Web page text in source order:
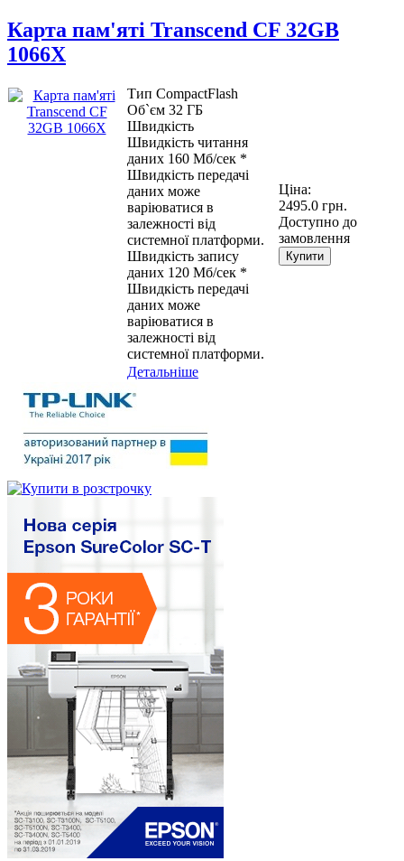
Карта пам'яті Transcend CF 32GB
1066X
Тип CompactFlash
Об`єм 32 ГБ
Швидкість
Швидкість читання
даних 160 Мб/сек *
Швидкість передачі
даних може
варіюватися в
залежності від
системної платформи.
Швидкість запису
даних 120 Мб/сек *
Швидкість передачі
даних може
варіюватися в
залежності від
системної платформи.
Ціна:
2495.0 грн.
Доступно до
замовлення
Купити
Детальніше